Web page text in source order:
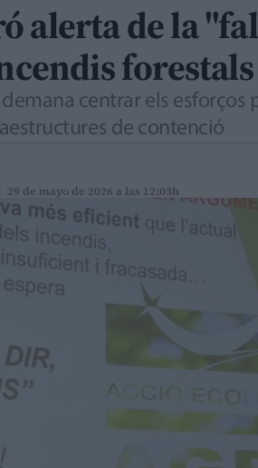
alerta de la
forestals
centrar els esforços
de contenció
de mayo de 2026 a las 12:03h